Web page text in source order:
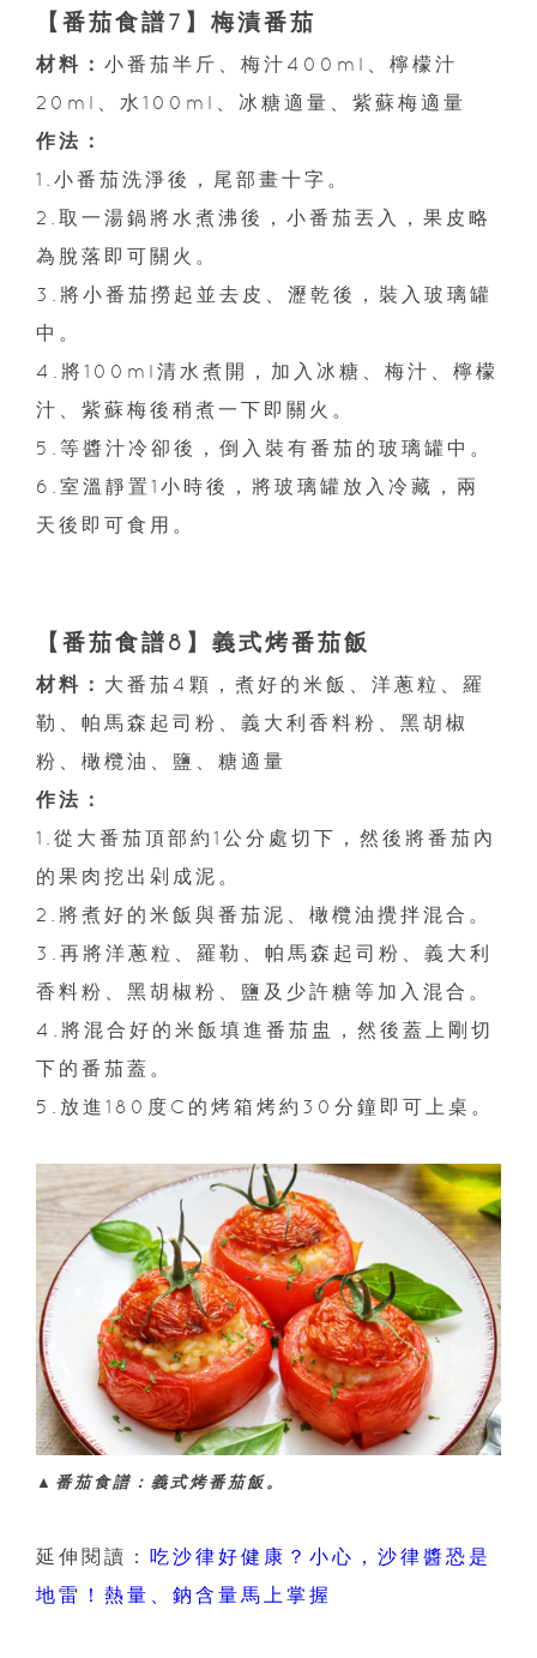
【番茄食譜7】梅漬番茄
材料： 小番茄半斤、梅汁400ml、檸檬汁
20ml、水100ml、冰糖適量、紫蘇梅適量
作法：
1.小番茄洗淨後，尾部畫十字。
2.取一湯鍋將水煮沸後，小番茄丟入，果皮略
為脫落即可關火。
3.將小番茄撈起並去皮、瀝乾後，裝入玻璃罐
中。
4.將100ml清水煮開，加入冰糖、梅汁、檸檬
汁、紫蘇梅後稍煮一下即關火。
5.等醬汁冷卻後，倒入裝有番茄的玻璃罐中。
6.室溫靜置1小時後，將玻璃罐放入冷藏，兩
天後即可食用。
【番茄食譜8】義式烤番茄飯
材料： 大番茄4顆，煮好的米飯、洋蔥粒、羅
勒、帕馬森起司粉、義大利香料粉、黑胡椒
粉、橄欖油、鹽、糖適量
作法：
1.從大番茄頂部約1公分處切下，然後將番茄內
的果肉挖出剁成泥。
2.將煮好的米飯與番茄泥、橄欖油攪拌混合。
3.再將洋蔥粒、羅勒、帕馬森起司粉、義大利
香料粉、黑胡椒粉、鹽及少許糖等加入混合。
4.將混合好的米飯填進番茄盅，然後蓋上剛切
下的番茄蓋。
5.放進180度C的烤箱烤約30分鐘即可上桌。
▲番茄食譜：義式烤番茄飯。
延伸閱讀： 吃沙律好健康？小心，沙律醬恐是
地雷！熱量、鈉含量馬上掌握